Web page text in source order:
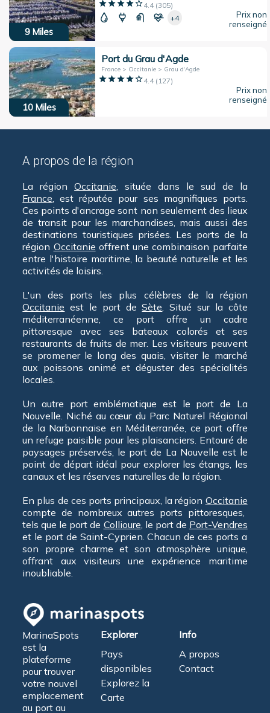
9 Miles
4.4(305)
+4
Prix non
renseigné
10 Miles
Port du Grau d'Agde
France > Occitanie > Grau d'Agde
4.4( 127)
Prix non
renseigné
A propos de la région
La régionOccitanie, située dans le sud de la
France, est réputée pour ses magnifiques ports.
Ces points d'ancrage sont non seulement des lieux
de transit pour les marchandises, mais aussi des
destinations touristiques prisées. Les ports de la
région Occitanie offrent une combinaison parfaite
entre l'histoire maritime, la beauté naturelle et les
activités de loisirs.
L'un des ports les plus célèbres de la région
Occitanie est le port deSète. Situé sur la côte
méditerranéenne, ce port offre un cadre
pittoresque avec ses bateaux colorés et ses
restaurants de fruits de mer. Les visiteurs peuvent
se promener le long des quais, visiter le marché
aux poissons animé et déguster des spécialités
locales.
Un autre port emblématique est le port de La
Nouvelle. Niché au cœur du Parc Naturel Régional
de la Narbonnaise en Méditerranée, ce port offre
un refuge paisible pour les plaisanciers. Entouré de
paysages préservés, le port de La Nouvelle est le
point de départ idéal pour explorer les étangs, les
canaux et les réserves naturelles de la région.
En plus de ces ports principaux, la région Occitanie
compte de nombreux autres ports pittoresques,
tels que le port de Collioure, le port de Port-Vendres
et le port de Saint-Cyprien. Chacun de ces ports a
son propre charme et son atmosphère unique,
offrant aux visiteurs une expérience maritime
inoubliable.
MarinaSpots
est la
plateforme
pour trouver
votre nouvel
emplacement
au port au
Explorer
Pays
disponibles
Explorez la
Carte
Info
A propos
Contact